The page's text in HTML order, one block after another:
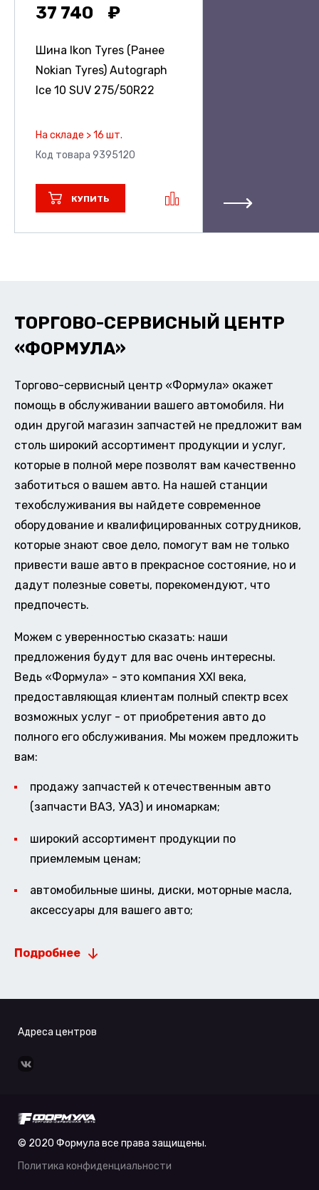
37 740
Шина Ikon Tyres (Ранее
Nokian Tyres) Autograph
Ice 10 SUV 275/50R22
На складе > 16 шт.
Код товара 9395120
КУПИТЬ
ТОРГОВО-СЕРВИСНЫЙ ЦЕНТР
«ФОРМУЛА»
Торгово-сервисный центр «Формула» окажет
помощь в обслуживании вашего автомобиля. Ни
один другой магазин запчастей не предложит вам
столь широкий ассортимент продукции и услуг,
которые в полной мере позволят вам качественно
заботиться о вашем авто. На нашей станции
техобслуживания вы найдете современное
оборудование и квалифицированных сотрудников,
которые знают свое дело, помогут вам не только
привести ваше авто в прекрасное состояние, но и
дадут полезные советы, порекомендуют, что
предпочесть.
Можем с уверенностью сказать: наши
предложения будут для вас очень интересны.
Ведь «Формула» - это компания XXI века,
предоставляющая клиентам полный спектр всех
возможных услуг - от приобретения авто до
полного его обслуживания. Мы можем предложить
вам:
продажу запчастей к отечественным авто
(запчасти ВАЗ, УАЗ) и иномаркам;
широкий ассортимент продукции по
приемлемым ценам;
автомобильные шины, диски, моторные масла,
аксессуары для вашего авто;
Подробнее
Адреса центров
© 2020 Формула все права защищены.
Политика конфиденциальности